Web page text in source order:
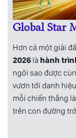
Global Star
Hơn cả một giải
2026 là hành
ngôi sao được
vươn tới danh
mỗi chiến thắng
trên con đường